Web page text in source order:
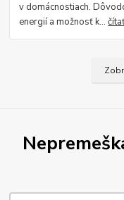
v domácnostiach.
energií a možnosť k...